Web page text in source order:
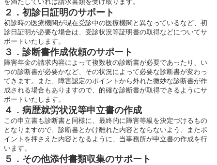
を満たしていれば請求書類を受け取ります。
２．初診日証明のサポート
初診時の医療機関が現在受診中の医療機関と異なっているなど、初
診日証明が必要な場合は、受診状況等証明書の取得などについてサ
ポートいたします。
３．診断書作成依頼のサポート
障害年金の請求内容によって複数枚の診断書が必要であったり、い
つの診断書が必要かなど、その状況によって必要な診断書が変わっ
てきます。また、障害認定のポイントから外れた微妙な診断書が作
成される場合もありますので、的確な診断書が取得できるようにサ
ポートいたします。
４．病歴就労状況等申立書の作成
この申立書も診断書と同様に、最終的に障害等級を決定づけるもの
となりますので、診断書とかけ離れた内容とならないよう、またポ
イントを押さえた内容となるように、当事務所が申立書の作成を行
います。
５．その他添付書類収集のサポート